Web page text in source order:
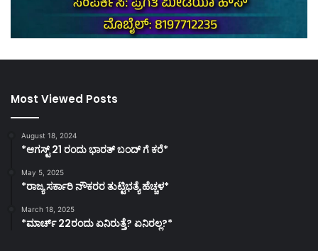
Most Viewed Posts
August 18, 2024
*ಆಗಸ್ಟ್ 21 ರಂದು ಭಾರತ್‌ ಬಂದ್‌ ಗೆ ಕರೆ*
May 5, 2025
*ರಾಜ್ಯ ಸರ್ಕಾರಿ ನೌಕರರ ತುಟ್ಟಿಭತ್ಯೆ ಹೆಚ್ಚಳ*
March 18, 2025
*ಮಾರ್ಚ್ 22ರಂದು ಏನಿರುತ್ತೆ? ಏನಿರಲ್ಲ?*